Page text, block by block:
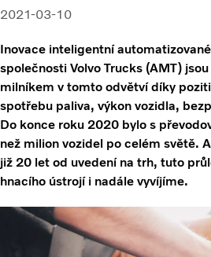
Kariéra
2021-03-10
Inovace inteligentní
společnosti Volvo Trucks (AMT)
milníkem v tomto odvětví díky
spotřebu paliva, výkon vozidla,
Do konce roku 2020 bylo s
než milion vozidel po celém světě.
již 20 let od uvedení na trh, tuto
hnacího ústrojí i nadále vyvíjíme.